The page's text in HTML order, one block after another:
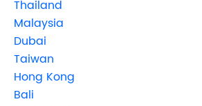
Thailand
Malaysia
Dubai
Taiwan
Hong Kong
Bali